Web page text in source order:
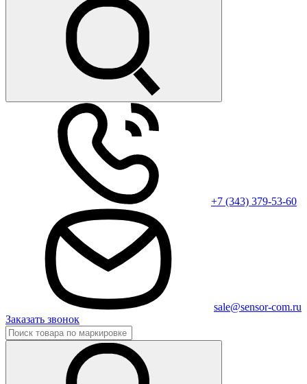
+7 (343) 379-53-60
sale@sensor-com.ru
Заказать звонок